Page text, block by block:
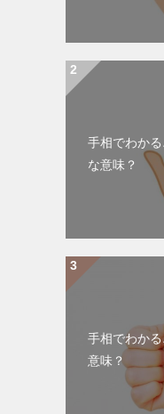
手相でわか
な意味？
手相でわか
意味？